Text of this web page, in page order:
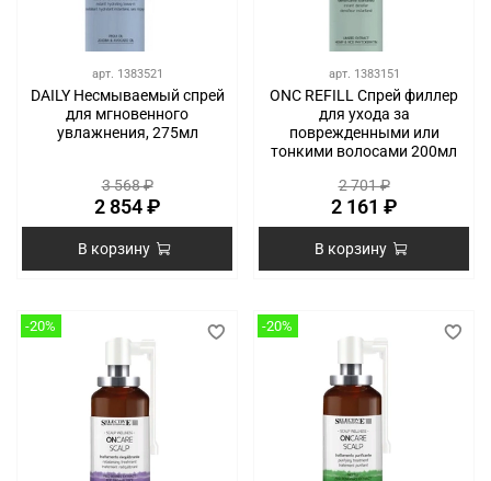
арт. 1383521
DAILY Несмываемый спрей
для мгновенного
увлажнения, 275мл
3 568 ₽
2 854 ₽
В корзину
арт. 1383151
ONC REFILL Спрей филлер
для ухода за
поврежденными или
тонкими волосами 200мл
2 701 ₽
2 161 ₽
В корзину
-20% -20%